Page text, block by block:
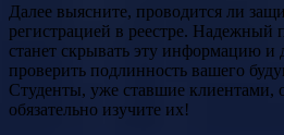
Далее выясните, проводится ли
регистрацией в реестре. Надежный
станет скрывать эту информацию и
проверить подлинность вашего
Студенты, уже ставшие клиентами,
обязательно изучите их!